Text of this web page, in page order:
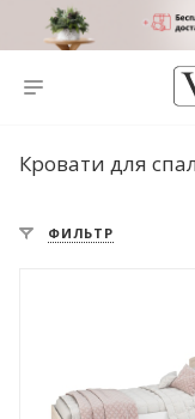
Кровати для
ФИЛЬТР